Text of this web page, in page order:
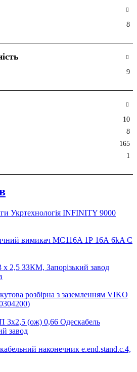
8
9
10
8
165
1
Укртехнологія INFINITY 9000
вимикач MC116A 1Р 16А 6kA C
2,5 ЗЗКМ, Запорізький завод
розбірна з заземленням VIKO
3х2,5 (ож) 0,66 Одескабель
завод
наконечник e.end.stand.c.4,